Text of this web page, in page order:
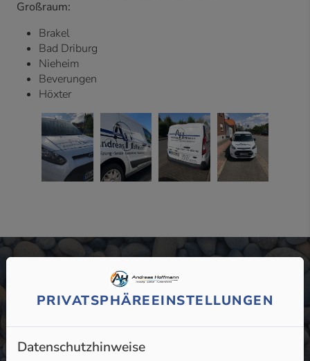
Großraum:
Brakel
Bad Driburg
Nieheim
Beverungen
Höxter
Wenn Sie uns brauchen, sind wir schnell für Sie da. Wir
und Wartung in und um Brakel.
PRIVATSPHÄRE­EINSTELLUNGEN
Datenschutzhinweise